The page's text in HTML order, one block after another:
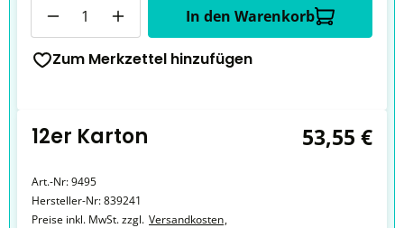
In den Warenkorb
Zum Merkzettel hinzufügen
12er Karton 53,55 €
Art.-Nr:9495
Hersteller-Nr:839241
Preise inkl. MwSt. zzgl. Versandkosten,